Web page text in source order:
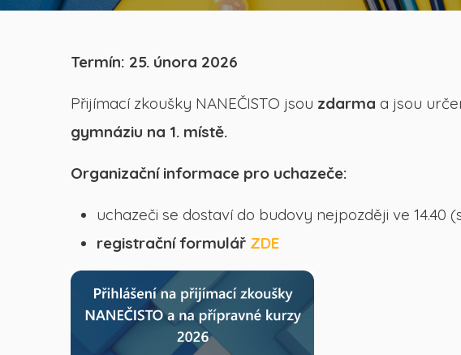
Termín: 25. února 2026
Přijímací zkoušky NANEČISTO jsou zdarma a jsou
gymnáziu na 1. místě.
Organizační informace pro uchazeče:
uchazeči se dostaví do budovy nejpozději ve
registrační formulář ZDE